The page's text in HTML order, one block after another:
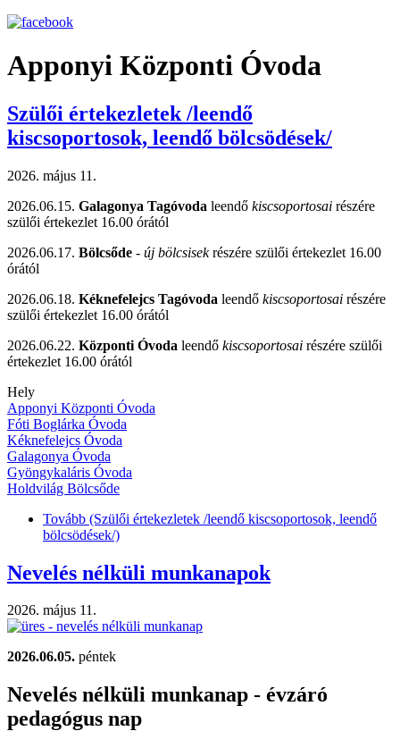
Apponyi Központi Óvoda
Szülői értekezletek /leendő
kiscsoportosok, leendő bölcsödések/
2026. május 11.
2026.06.15. Galagonya Tagóvoda leendő kiscsoportosai részére
szülői értekezlet 16.00 órától
2026.06.17. Bölcsőde - új bölcsisekrészére szülői értekezlet 16.00
órától
2026.06.18. Kéknefelejcs Tagóvoda leendő kiscsoportosai részére
szülői értekezlet 16.00 órától
2026.06.22. Központi Óvoda leendő kiscsoportosai részére szülői
értekezlet 16.00 órától
Hely
Apponyi Központi Óvoda
Fóti Boglárka Óvoda
Kéknefelejcs Óvoda
Galagonya Óvoda
Gyöngykaláris Óvoda
Holdvilág Bölcsőde
Tovább (Szülői értekezletek /leendő kiscsoportosok, leendő
bölcsödések/)
Nevelés nélküli munkanapok
2026. május 11.
2026.06.05. péntek
Nevelés nélküli munkanap - évzáró
pedagógus nap